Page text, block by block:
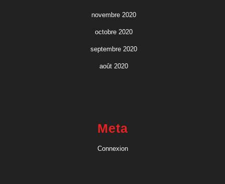
novembre 2020
octobre 2020
septembre 2020
août 2020
Meta
Connexion